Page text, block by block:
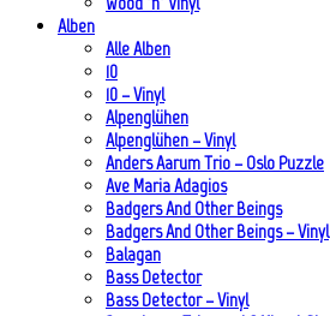
Alben
Alle Alben
10
10 – Vinyl
Alpenglühen
Alpenglühen – Vinyl
Anders Aarum Trio – Oslo Puzzle
Ave Maria Adagios
Badgers And Other Beings
Badgers And Other Beings – Vinyl
Balagan
Bass Detector
Bass Detector – Vinyl